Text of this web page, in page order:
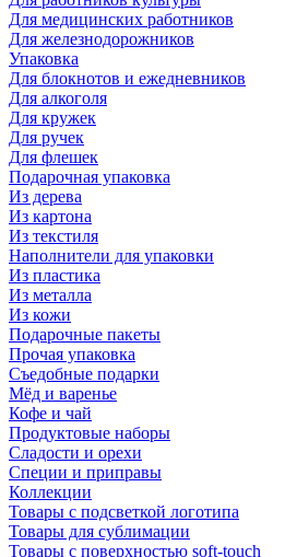
Для медицинских работников
Для железнодорожников
Упаковка
Для блокнотов и ежедневников
Для алкоголя
Для кружек
Для ручек
Для флешек
Подарочная упаковка
Из дерева
Из картона
Из текстиля
Наполнители для упаковки
Из пластика
Из металла
Из кожи
Подарочные пакеты
Прочая упаковка
Съедобные подарки
Мёд и варенье
Кофе и чай
Продуктовые наборы
Сладости и орехи
Специи и приправы
Коллекции
Товары с подсветкой логотипа
Товары для сублимации
Товары с поверхностью soft-touch